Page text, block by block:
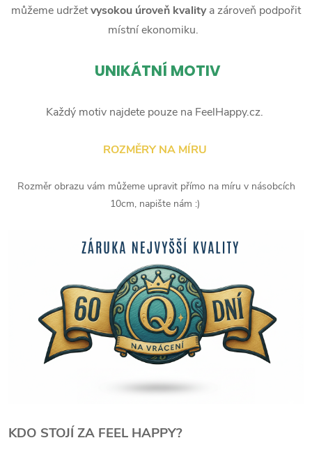
můžeme udržetvysokou úroveň kvalitya zároveň podpořit
místní ekonomiku.
UNIKÁTNÍ MOTIV
Každý motiv najdete pouze na FeelHappy.cz.
ROZMĚRY NA MÍRU
Rozměr obrazu vám můžeme upravit přímo na míru v násobcích
10cm, napište nám :)
KDO STOJÍ ZA FEEL HAPPY?